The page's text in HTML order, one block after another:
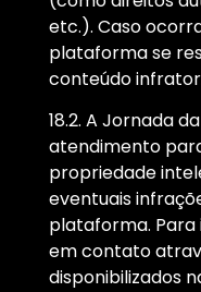
etc.). Caso
plataforma se
conteúdo
18.2. A Jornada
atendimento
propriedade
eventuais
plataforma. Para
em contato
disponibilizados